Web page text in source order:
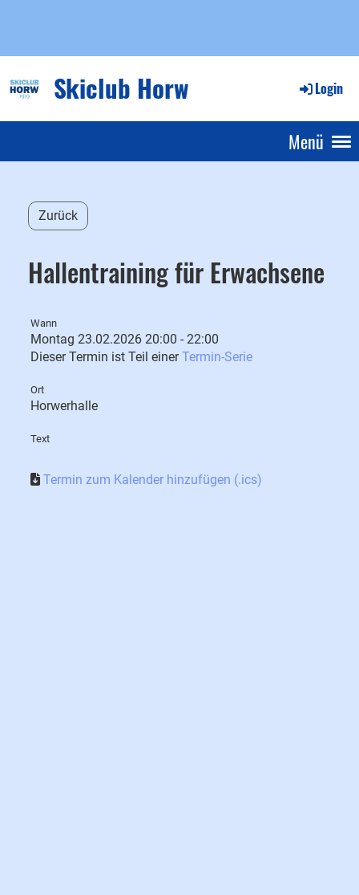
Skiclub Horw Login
Menü
Zurück
Hallentraining für Erwachsene
Wann
Montag 23.02.2026 20:00 - 22:00
Dieser Termin ist Teil einerTermin-Serie
Ort
Horwerhalle
Text
Termin zum Kalender hinzufügen (.ics)